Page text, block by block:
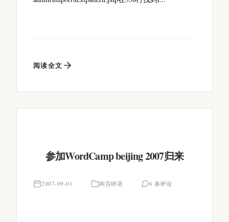
阅读全文
参加WordCamp beijing 2007归来
2007-09-01 闲言碎语 6 条评论